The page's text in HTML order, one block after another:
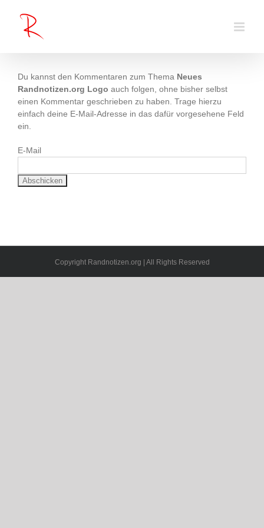
springen
Du kannst den Kommentaren zum Thema Neues
Randnotizen.org Logo auch folgen, ohne bisher selbst
einen Kommentar geschrieben zu haben. Trage hierzu
einfach deine E-Mail-Adresse in das dafür vorgesehene Feld
ein.
E-Mail
Copyright Randnotizen.org | All Rights Reserved